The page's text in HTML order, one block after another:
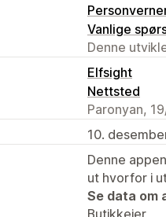
Vanlige
Denne
Elfsight
Nettsted
Paronyan,
10.
Denne
ut hvorfor i
Se data om
Butikkeier